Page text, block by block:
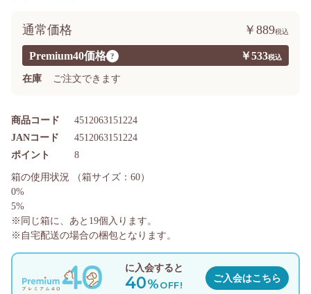
Premium40価格 ? ￥533
通常価格 ￥889
在庫 ご注文できます
商品コード 4512063151224
ポイント 8
JANコード 4512063151224
に入会すると
40%OFF!
ご入会はこちら
箱の使用状況
（箱サイズ：60）
0%
5%
※同じ箱に、あと 19個入ります。
※自宅配送の場合の梱包となります。